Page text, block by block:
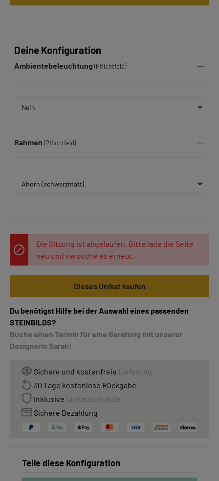
Deine Konfiguration
Ambientebeleuchtung (Pflichtfeld)
Rahmen (Pflichtfeld)
Die Sitzung ist abgelaufen. Bitte lade die Seite
neu und versuche es erneut.
Dieses Unikat kaufen
Du benötigst Hilfe bei der Auswahl eines passenden
STEINBILDS?
Buche einen Termin für eine Beratung mit unserer
Designerin Sarah!
Sichere und kostenfreie Lieferung
30 Tage kostenlose Rückgabe
Inklusive Unikatsurkunde
Sichere Bezahlung
Teile diese Konfiguration